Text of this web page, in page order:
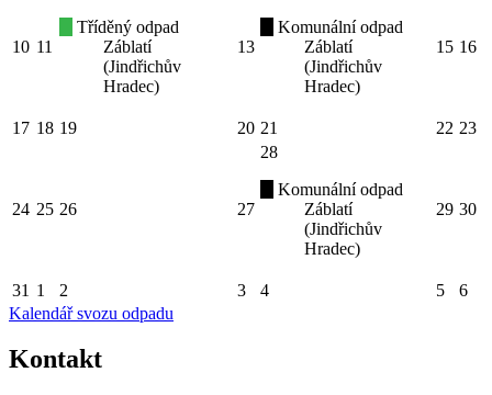
10 11
Tříděný odpad
Záblatí
(Jindřichův
Hradec)
13
Komunální odpad
Záblatí
(Jindřichův
Hradec)
15 16
17 18 19 20 21 22 23
24 25 26 27
28
Komunální odpad
Záblatí
(Jindřichův
Hradec)
29 30
31 1 2 3 4 5
6
Kalendář svozu odpadu
Kontakt